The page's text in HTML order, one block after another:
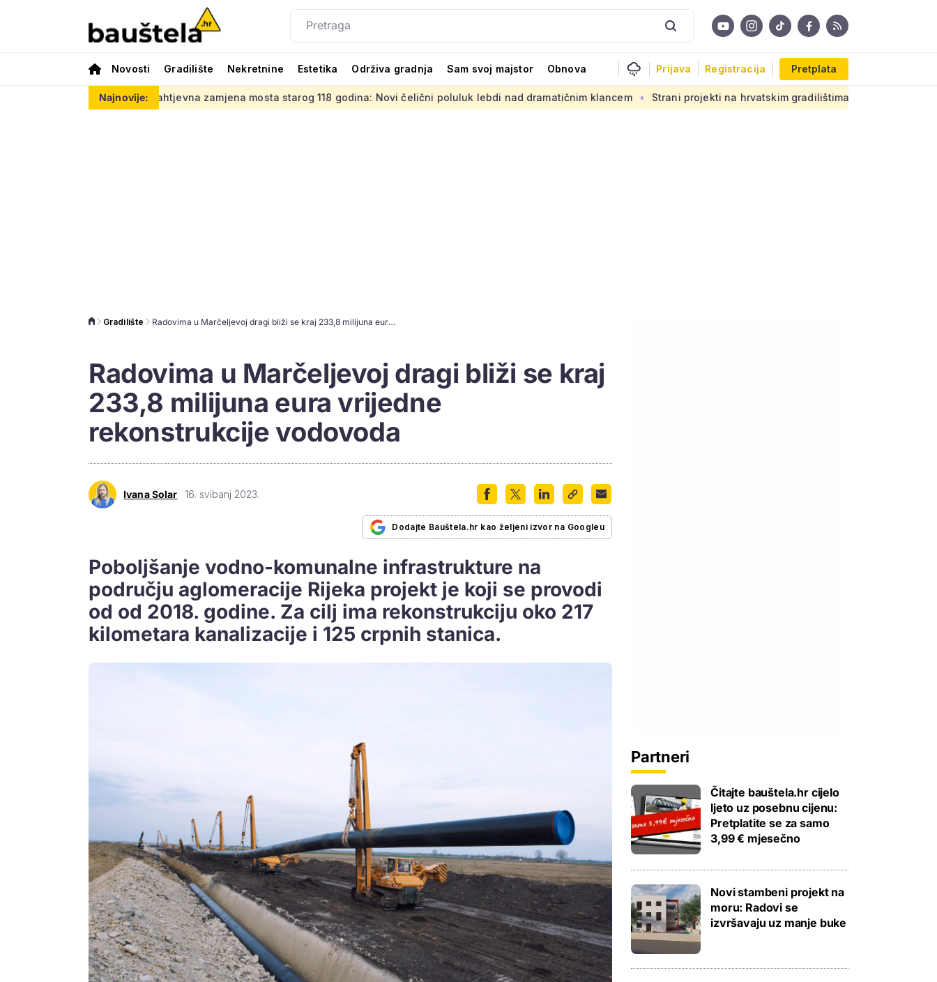
Novosti Gradilište Nekretnine Estetika Održiva gradnja Sam svoj majstor Obnova Prijava Registracija Pretplata
Najnovije:
Zahtjevna zamjena mosta starog 118 godina: Novi čelični poluluk lebdi nad dramatičnim klancem Strani projekti na hrvatskim gradilištima: Novi propis donosi ogromnu
Gradilište Radovima u Marčeljevoj dragi bliži se kraj 233,8 milijuna eura vrijedne rekonstrukcije vodovoda
Radovima u Marčeljevoj dragi bliži se kraj
233,8 milijuna eura vrijedne
rekonstrukcije vodovoda
Ivana Solar 16. svibanj 2023.
Dodajte Bauštela.hr kao željeni izvor na Googleu
Poboljšanje vodno-komunalne infrastrukture na
području aglomeracije Rijeka projekt je koji se provodi
od od 2018. godine. Za cilj ima rekonstrukciju oko 217
kilometara kanalizacije i 125 crpnih stanica.
Partneri
Čitajte bauštela.hr cijelo
ljeto uz posebnu cijenu:
Pretplatite se za samo
3,99 € mjesečno
Novi stambeni projekt na
moru: Radovi se
izvršavaju uz manje buke